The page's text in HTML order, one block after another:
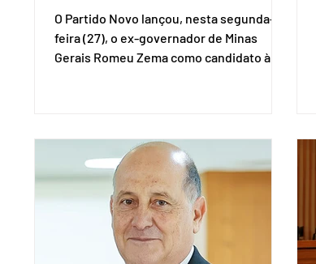
O Partido Novo lançou, nesta segunda-
feira (27), o ex-governador de Minas
Gerais Romeu Zema como candidato à
vice-presidente. A convenção contou
com a presença do presidente nacional
do partido, Eduardo Ribeiro, e do senador
Eduardo Girão, filiado ao Novo desde
fevereiro de 2023. Formado em
administração de empresas pela Fundaç